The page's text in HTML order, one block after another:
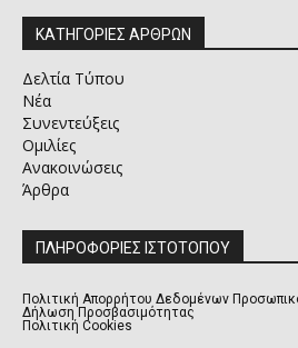
ΚΑΤΗΓΟΡΙΕΣ ΑΡΘΡΩΝ
Δελτία Τύπου
Νέα
Συνεντεύξεις
Ομιλίες
Ανακοινώσεις
Άρθρα
ΠΛΗΡΟΦΟΡΙΕΣ ΙΣΤΟΤΟΠΟΥ
Πολιτική Απορρήτου Δεδομένων
Δήλωση Προσβασιμότητας
Πολιτική Cookies